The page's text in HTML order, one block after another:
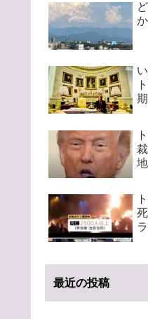
最近の投稿